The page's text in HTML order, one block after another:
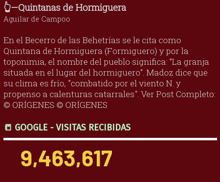
👆—Quintanas de Hormiguera
Aguilar de Campoo
En el Becerro de las Behetrías se le cita como
Quintana de Hormiguera (Formiguero) y por la
toponimia, el nombre del pueblo significa: “La granja
situada en el lugar del hormiguero”. Madoz dice que
su clima es frío, "combatido por el viento N. y
propenso a calenturas catarrales". Ver Post Completo:
© ORÍGENES © ORÍGENES
📒 GOOGLE - VISITAS RECIBIDAS
9,463,617